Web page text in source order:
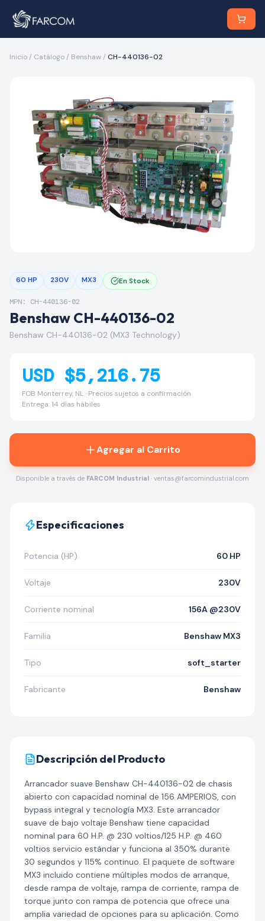
Inicio / Catálogo / Benshaw / CH-440136-02
60 HP 230V MX3 En Stock
MPN: CH-440136-02
Benshaw CH-440136-02
Benshaw CH-440136-02 (MX3 Technology)
USD $5,216.75
FOB Monterrey, NL · Precios sujetos a confirmación
Entrega: 14 días hábiles
Agregar al Carrito
Disponible a través de FARCOM Industrial · ventas@farcomindustrial.com
Especificaciones
Potencia (HP) 60 HP
Voltaje 230V
Corriente nominal 156A @230V
Familia Benshaw MX3
Tipo soft_starter
Fabricante Benshaw
Descripción del Producto
Arrancador suave Benshaw CH-440136-02 de chasis
abierto con capacidad nominal de 156 AMPERIOS, con
bypass integral y tecnología MX3. Este arrancador
suave de bajo voltaje Benshaw tiene capacidad
nominal para 60 H.P. @ 230 voltios/125 H.P. @ 460
voltios servicio estándar y funciona al 350% durante
30 segundos y 115% continuo. El paquete de software
MX3 incluido contiene múltiples modos de arranque,
desde rampa de voltaje, rampa de corriente, rampa de
torque junto con rampa de potencia que ofrece una
amplia variedad de opciones para su aplicación. Como